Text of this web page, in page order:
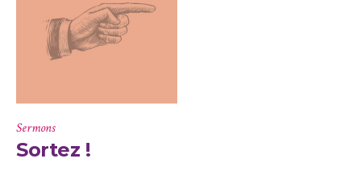
Sermons
Sortez !